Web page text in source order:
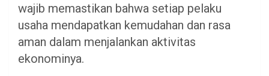
wajib memastikan bahwa setiap pelaku
usaha mendapatkan kemudahan dan rasa
aman dalam menjalankan aktivitas
ekonominya.